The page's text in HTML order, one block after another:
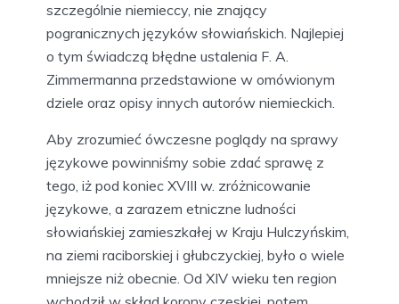
szczególnie niemieccy, nie znający
pogranicznych języków słowiańskich. Najlepiej
o tym świadczą błędne ustalenia F. A.
Zimmermanna przedstawione w omówionym
dziele oraz opisy innych autorów niemieckich.
Aby zrozumieć ówczesne poglądy na sprawy
językowe powinniśmy sobie zdać sprawę z
tego, iż pod koniec XVIII w. zróżnicowanie
językowe, a zarazem etniczne ludności
słowiańskiej zamieszkałej w Kraju Hulczyńskim,
na ziemi raciborskiej i głubczyckiej, było o wiele
mniejsze niż obecnie. Od XIV wieku ten region